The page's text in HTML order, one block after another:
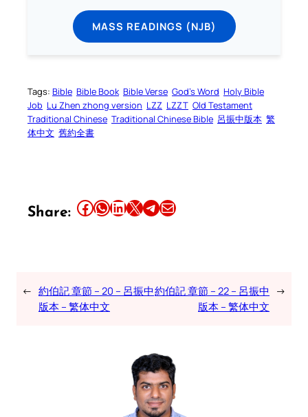
MASS READINGS (NJB)
Tags: Bible Bible Book Bible Verse God’s Word Holy Bible
Job Lu Zhen zhong version LZZ LZZT Old Testament
Traditional Chinese Traditional Chinese Bible 呂振中版本 繁
体中文 舊約全書
Share: Share this article on Facebook Share this article on WhatsApp Share this article on LinkedIn Share this article on X Share this article on TelegramEmail this Article
← 約伯記 章節 – 20 – 呂振中
版本 – 繁体中文
約伯記 章節 – 22 – 呂振中
版本 – 繁体中文
→